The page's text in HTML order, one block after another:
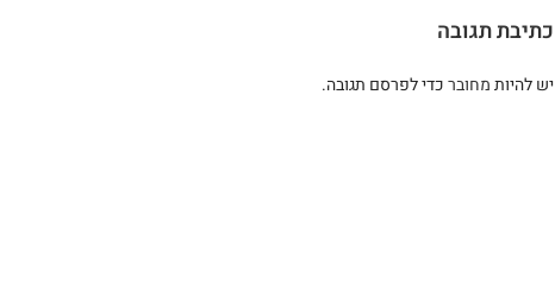
כתיבת תגובה
יש להיותמחוברכדי לפרסם תגובה.